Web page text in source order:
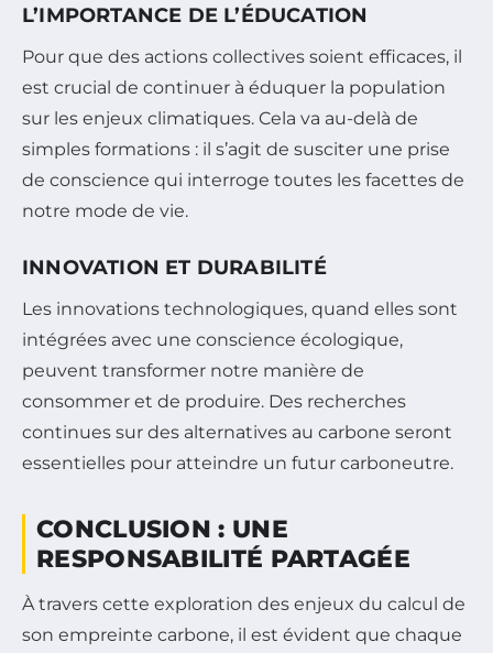
L’IMPORTANCE DE L’ÉDUCATION
Pour que des actions collectives soient efficaces, il
est crucial de continuer à éduquer la population
sur les enjeux climatiques. Cela va au-delà de
simples formations : il s’agit de susciter une prise
de conscience qui interroge toutes les facettes de
notre mode de vie.
INNOVATION ET DURABILITÉ
Les innovations technologiques, quand elles sont
intégrées avec une conscience écologique,
peuvent transformer notre manière de
consommer et de produire. Des recherches
continues sur des alternatives au carbone seront
essentielles pour atteindre un futur carboneutre.
CONCLUSION : UNE
RESPONSABILITÉ PARTAGÉE
À travers cette exploration des enjeux du calcul de
son empreinte carbone, il est évident que chaque